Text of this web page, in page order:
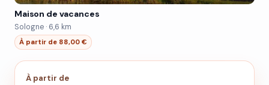
Maison de vacances
Sologne · 6,6 km
À partir de 88,00 €
À partir de